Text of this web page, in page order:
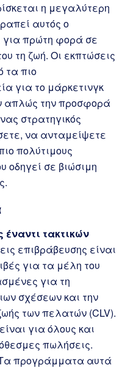
η μεγαλύτερη
αυτός ο
για πρώτη φορά σε
τη ζωή. Οι εκπτώσεις
τα πιο
για το μάρκετινγκ
απλώς την προσφορά
στρατηγικός
να ανταμείψετε
πολύτιμους
οδηγεί σε βιώσιμη
έναντι τακτικών
επιβράβευσης είναι
για τα μέλη του
για τη
σχέσεων και την
των πελατών (CLV).
για όλους και
πωλήσεις.
προγράμματα αυτά